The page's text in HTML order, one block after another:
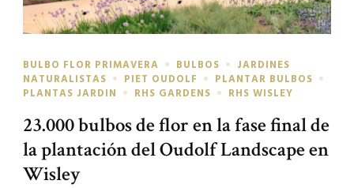
BULBO FLOR PRIMAVERA BULBOS
JARDINES
NATURALISTAS
PIET OUDOLF
PLANTAR BULBOS
PLANTAS JARDIN
RHS GARDENS RHS WISLEY
23.000 bulbos de flor en la fase final de
la plantación del Oudolf Landscape en
Wisley